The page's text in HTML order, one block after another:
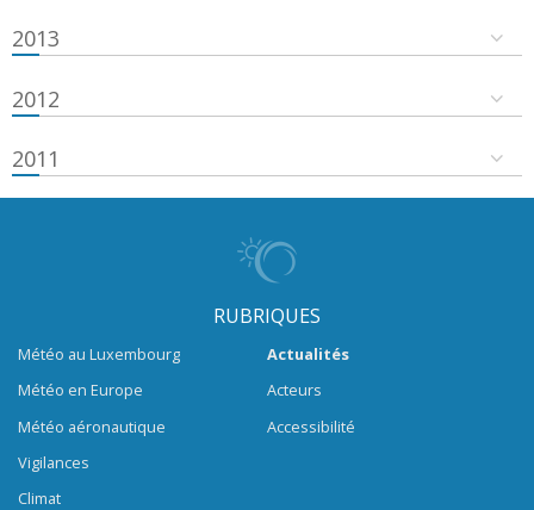
2013
2012
2011
RUBRIQUES
Météo au Luxembourg
Météo en Europe
Météo aéronautique
Vigilances
Climat
Actualités
Acteurs
Accessibilité